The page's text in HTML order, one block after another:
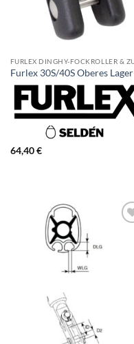
Furlex 30S/40S Oberes Lager
64,40€